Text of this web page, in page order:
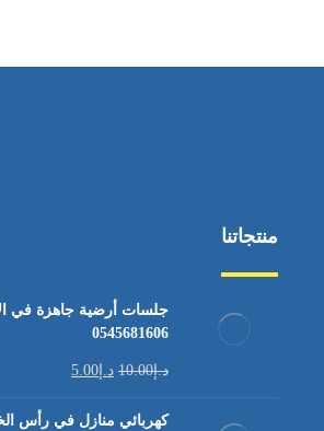
منتجاتنا
جلسات أرضية جاهزة في
0545681606
د.إ10.00 د.إ 5.00